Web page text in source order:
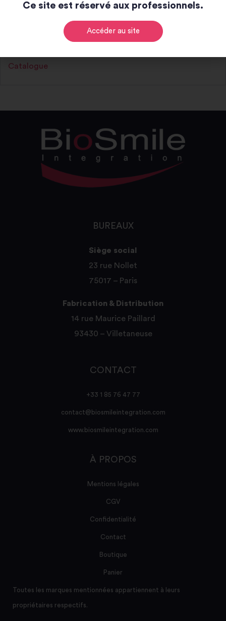
Notice et catalogue
Catalogue
BUREAUX
Siège social
23 rue Nollet
75017 – Paris
Fabrication & Distribution
14 rue Maurice Paillard
93430 – Villetaneuse
CONTACT
+33 1 85 76 47 77
contact@biosmileintegration.com
www.biosmileintegration.com
À PROPOS
Mentions légales
CGV
Confidentialité
Contact
Boutique
Panier
Toutes les marques mentionnées appartiennent à leurs
propriétaires respectifs.
Ce site est réservé aux professionnels.
Accéder au site